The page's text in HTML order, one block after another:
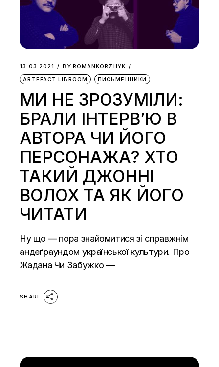
13.03.2021 BY ROMANKORZHYK
ARTEFACT.LIBROOM
ПИСЬМЕННИКИ
МИ НЕ ЗРОЗУМІЛИ:
БРАЛИ ІНТЕРВ’Ю В
АВТОРА ЧИ ЙОГО
ПЕРСОНАЖА? ХТО
ТАКИЙ ДЖОННІ
ВОЛОХ ТА ЯК ЙОГО
ЧИТАТИ
Ну що — пора знайомитися зі справжнім
андеґраундом української культури. Про
Жадана Чи Забужко —
SHARE